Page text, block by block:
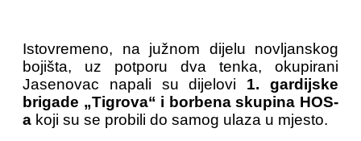
Istovremeno, na južnom dijelu novljanskog
bojišta, uz potporu dva tenka, okupirani
Jasenovac napali su dijelovi 1. gardijske
brigade „Tigrova“ i borbena skupina HOS-
a koji su se probili do samog ulaza u mjesto.